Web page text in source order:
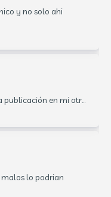
y no solo ahi
publicación en mi otr...
lo podrian